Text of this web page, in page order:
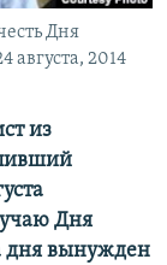
Дня
августа, 2014
из
Дня
дня вынужден